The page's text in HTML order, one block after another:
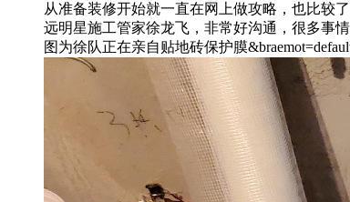
从准备装修开始就一直在网上做攻略，也比较
远明星施工管家徐龙飞，非常好沟通，很多事
图为徐队正在亲自贴地砖保护膜